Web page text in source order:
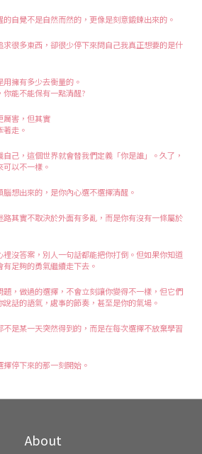
自覺不是自然而然的，更像是刻意鍛鍊出來的。
很多東西，卻很少停下來問自己我真正想要的是什
擁有多少去衡量的。
能不能保有一點清醒?
厲害，但其實
走。
己，這個世界就會替我們定義「你是誰」。久了，
以不一樣。
想出來的，是你內心選不選擇清醒。
其實不取決於外面有多亂，而是你有沒有一條屬於
沒答案，別人一句話都能把你打倒。但如果你知道
足夠的勇氣繼續走下去。
，做過的選擇，不會立刻讓你變得不一樣，但它們
話的語氣，處事的節奏，甚至是你的氣場。
是某一天突然得到的，而是在每次選擇不放棄學習
停下來的那一刻開始。
About